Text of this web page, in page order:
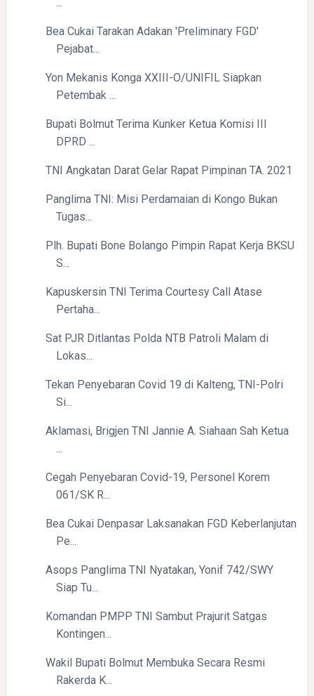
Bea Cukai Tarakan Adakan 'Preliminary FGD'
Pejabat...
Yon Mekanis Konga XXIII-O/UNIFIL Siapkan
Petembak ...
Bupati Bolmut Terima Kunker Ketua Komisi III
DPRD ...
TNI Angkatan Darat Gelar Rapat Pimpinan TA. 2021
Panglima TNI: Misi Perdamaian di Kongo Bukan
Tugas...
Plh. Bupati Bone Bolango Pimpin Rapat Kerja BKSU
S...
Kapuskersin TNI Terima Courtesy Call Atase
Pertaha...
Sat PJR Ditlantas Polda NTB Patroli Malam di
Lokas...
Tekan Penyebaran Covid 19 di Kalteng, TNI-Polri
Si...
Aklamasi, Brigjen TNI Jannie A. Siahaan Sah Ketua
Cegah Penyebaran Covid-19, Personel Korem
061/SK R...
Bea Cukai Denpasar Laksanakan FGD Keberlanjutan
Pe...
Asops Panglima TNI Nyatakan, Yonif 742/SWY
Siap Tu...
Komandan PMPP TNI Sambut Prajurit Satgas
Kontingen...
Wakil Bupati Bolmut Membuka Secara Resmi
Rakerda K...